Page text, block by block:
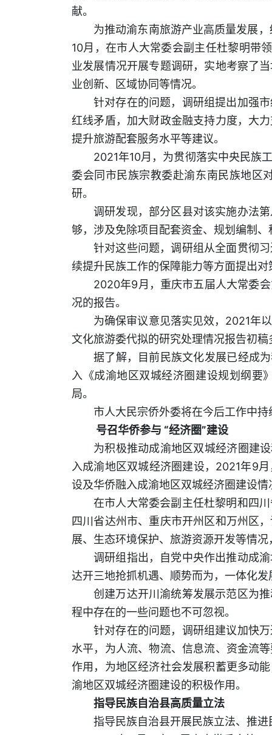
献。
为推动渝东南旅游产业高质量发展
10月，在市人大常委会副主任杜黎明带
业发展情况开展专题调研，实地考察了
业创新、区域协同等情况。
针对存在的问题，调研组提出加强
红线矛盾，加大财政金融支持力度，大
提升旅游配套服务水平等建议。
2021年10月，为贯彻落实中央民族
委会同市民族宗教委赴渝东南民族地区
研。
调研发现，部分区县对该实施办法
够，涉及免除项目配套资金、规划编制
针对这些问题，调研组从全面贯彻
续提升民族工作的保障能力等方面提出对
2020年9月，重庆市五届人大常委
况的报告。
为确保审议意见落实见效，2021年
文化旅游委代拟的研究处理情况报告初
据了解，目前民族文化发展已经成
入《成渝地区双城经济圈建设规划纲要
局。
市人大民宗侨外委将在今后工作中
号召华侨参与 “经济圈”建设
为积极推动成渝地区双城经济圈建
入成渝地区双城经济圈建设，2021年9
设及华侨融入成渝地区双城经济圈建设情
在市人大常委会副主任杜黎明和四
四川省达州市、重庆市开州区和万州区
展、生态环境保护、旅游资源开发等情
调研组指出，自党中央作出推动成
达开三地抢抓机遇、顺势而为，一体化
创建万达开川渝统筹发展示范区为
程中存在的一些问题也不可忽视。
针对存在的问题，调研组建议加快
水平，为人流、物流、信息流、资金流
作用，为地区经济社会发展积蓄更多动
渝地区双城经济圈建设的积极作用。
指导民族自治县高质量立法
指导民族自治县开展民族立法、推